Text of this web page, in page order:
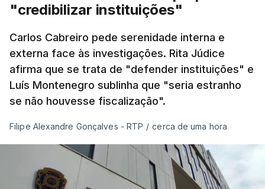
"credibilizar instituições"
Carlos Cabreiro pede serenidade interna e
externa face às investigações. Rita Júdice
afirma que se trata de "defender instituições" e
Luís Montenegro sublinha que "seria estranho
se não houvesse fiscalização".
Filipe Alexandre Gonçalves - RTP / cerca de uma hora